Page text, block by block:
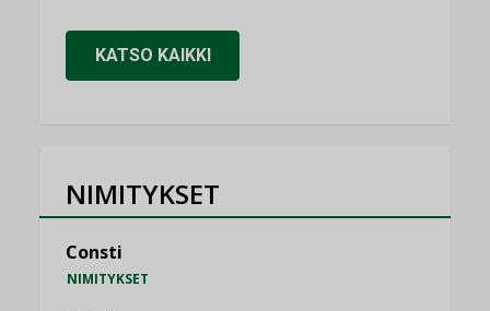
KATSO KAIKKI
NIMITYKSET
Consti
NIMITYKSET